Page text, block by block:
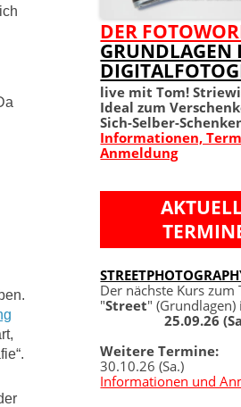
MEIN
AUFLAGE
100 TIPPS UND
AUFLAGE
TOM?
DER
GRUNDLAGEN
live mit Tom!
Ideal zum
Sich-Selber-
Informationen,
Anmeldung
Der nächste Kurs zum
"Street" (Grundlagen)
25.09.26
Weitere Termine:
30.10.26 (Sa.)
Informationen und